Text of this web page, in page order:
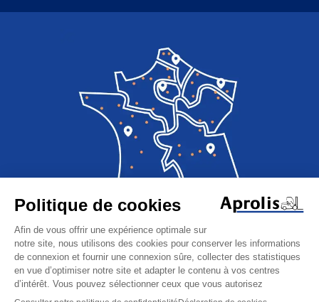
Trouver une agence